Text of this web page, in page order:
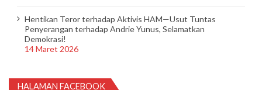
Hentikan Teror terhadap Aktivis HAM—Usut Tuntas
Penyerangan terhadap Andrie Yunus, Selamatkan
Demokrasi!
14 Maret 2026
HALAMAN FACEBOOK